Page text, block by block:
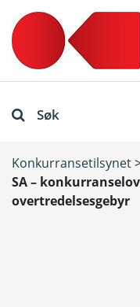
Søk
Konkurransetilsynet
SA –
overtredelsesgebyr